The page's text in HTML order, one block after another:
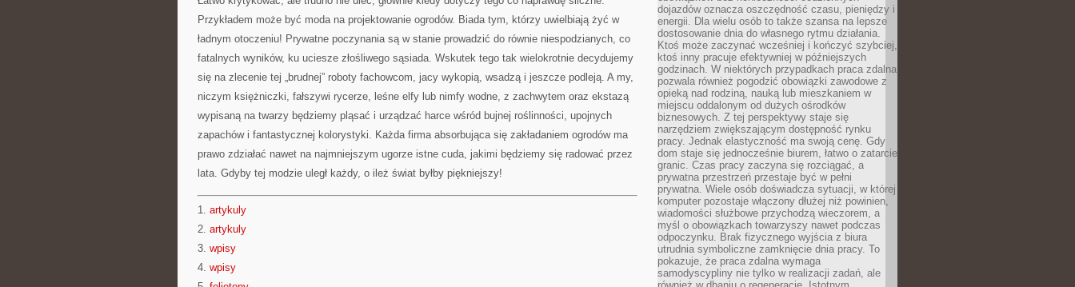
Przykładem może być moda na projektowanie ogrodów. Biada tym, którzy uwielbiają żyć w
ładnym otoczeniu! Prywatne poczynania są w stanie prowadzić do równie niespodzianych, co
fatalnych wyników, ku uciesze złośliwego sąsiada. Wskutek tego tak wielokrotnie decydujemy
się na zlecenie tej „brudnej” roboty fachowcom, jacy wykopią, wsadzą i jeszcze podleją. A my,
niczym księżniczki, fałszywi rycerze, leśne elfy lub nimfy wodne, z zachwytem oraz ekstazą
wypisaną na twarzy będziemy pląsać i urządzać harce wśród bujnej roślinności, upojnych
zapachów i fantastycznej kolorystyki. Każda firma absorbująca się zakładaniem ogrodów ma
prawo zdziałać nawet na najmniejszym ugorze istne cuda, jakimi będziemy się radować przez
lata. Gdyby tej modzie uległ każdy, o ileż świat byłby piękniejszy!
1. artykuly
2. artykuly
3. wpisy
4. wpisy
dojazdów oznacza oszczędność czasu, pieniędzy i
energii. Dla wielu osób to także szansa na lepsze
dostosowanie dnia do własnego rytmu działania.
Ktoś może zaczynać wcześniej i kończyć szybciej,
ktoś inny pracuje efektywniej w późniejszych
godzinach. W niektórych przypadkach praca zdalna
pozwala również pogodzić obowiązki zawodowe z
opieką nad rodziną, nauką lub mieszkaniem w
miejscu oddalonym od dużych ośrodków
biznesowych. Z tej perspektywy staje się
narzędziem zwiększającym dostępność rynku
pracy. Jednak elastyczność ma swoją cenę. Gdy
dom staje się jednocześnie biurem, łatwo o zatarcie
granic. Czas pracy zaczyna się rozciągać, a
prywatna przestrzeń przestaje być w pełni
prywatna. Wiele osób doświadcza sytuacji, w której
komputer pozostaje włączony dłużej niż powinien,
wiadomości służbowe przychodzą wieczorem, a
myśl o obowiązkach towarzyszy nawet podczas
odpoczynku. Brak fizycznego wyjścia z biura
utrudnia symboliczne zamknięcie dnia pracy. To
pokazuje, że praca zdalna wymaga
samodyscypliny nie tylko w realizacji zadań, ale